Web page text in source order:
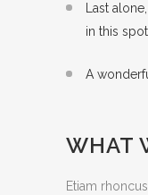
Last
in this spot
A
WHAT
Etiam